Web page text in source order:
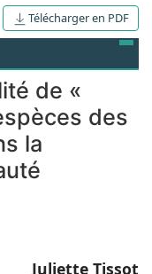
Télécharger en PDF
de «
des
la
Juliette Tissot